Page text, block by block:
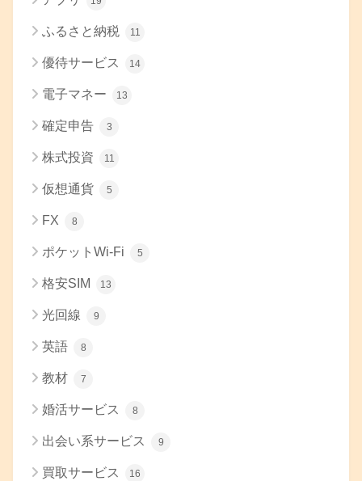
ふるさと納税 11
優待サービス 14
電子マネー 13
確定申告 3
株式投資 11
仮想通貨 5
FX 8
ポケットWi-Fi 5
格安SIM 13
光回線 9
英語 8
教材 7
婚活サービス 8
出会い系サービス 9
買取サービス 16